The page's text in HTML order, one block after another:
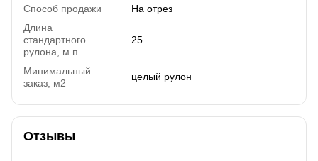
Способ продажи
На отрез
Длина
стандартного
рулона, м.п.
25
Минимальный
заказ, м2
целый рулон
Отзывы